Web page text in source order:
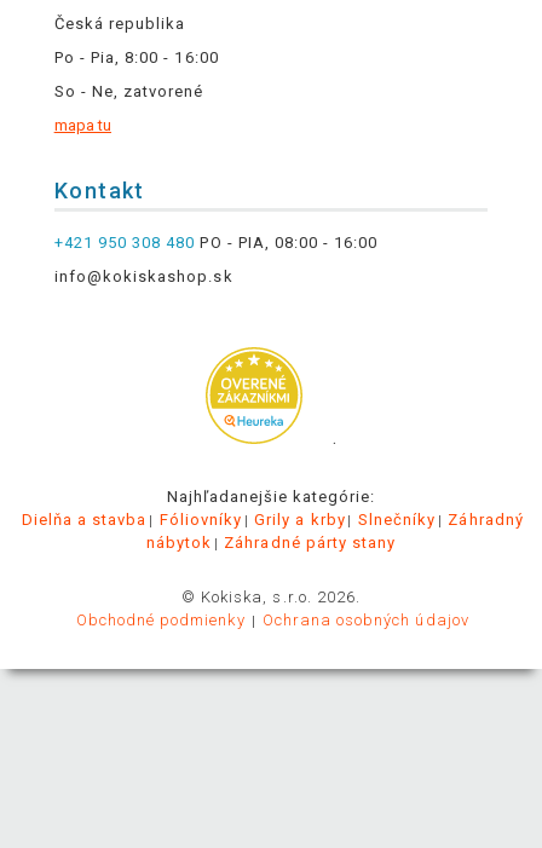
Česká republika
Po - Pia, 8:00 - 16:00
So - Ne, zatvorené
mapa tu
Kontakt
+421 950 308 480 PO - PIA, 08:00 - 16:00
info@kokiskashop.sk
.
Najhľadanejšie kategórie:
Dielňa a stavba
Fóliovníky Grily a krby Slnečníky
Záhradný
nábytok
Záhradné párty stany
© Kokiska, s.r.o. 2026.
Obchodné podmienky
Ochrana osobných údajov